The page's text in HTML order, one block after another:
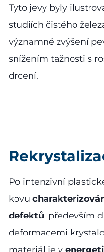
Tyto jevy byly
studiích čistého
významné zvýšení
snížením tažnosti s
drcení.
Po intenzivní
kovu
defektů, především
deformacemi
materiál je v